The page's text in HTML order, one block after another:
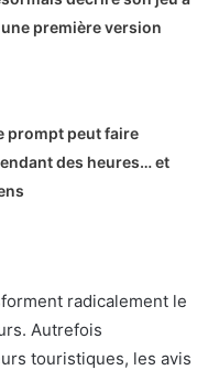
première version
prompt peut faire
des heures… et
radicalement le
Autrefois
touristiques, les avis